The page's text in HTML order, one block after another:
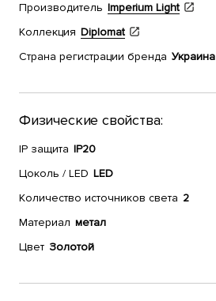
Производитель Imperium Light
Коллекция Diplomat
Страна регистрации бренда Украина
Физические свойства:
IP защита IP20
Цоколь / LED LED
Количество источников света 2
Материал метал
Цвет Золотой